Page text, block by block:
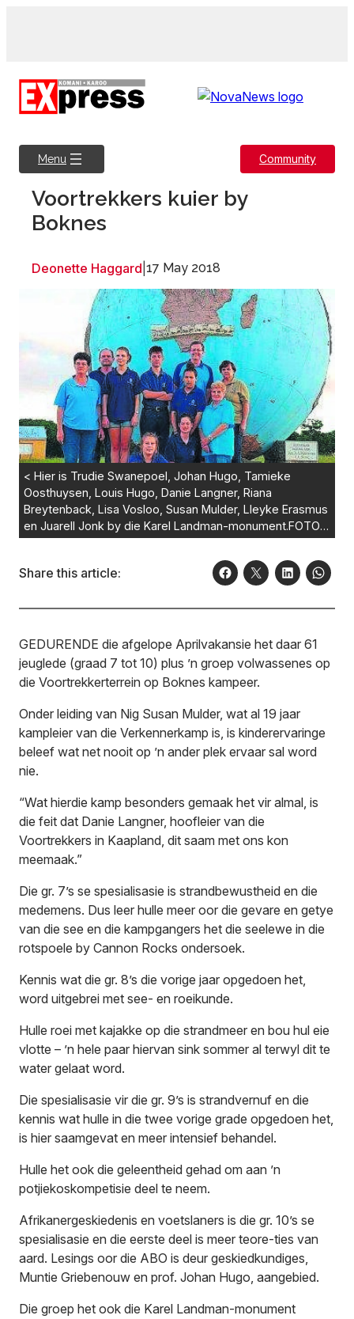
Menu Community
Voortrekkers kuier by
Boknes
Deonette Haggard 17 May 2018
< Hier is Trudie Swanepoel, Johan Hugo, Tamieke
Oosthuysen, Louis Hugo, Danie Langner, Riana
Breytenback, Lisa Vosloo, Susan Mulder, Lleyke Erasmus
en Juarell Jonk by die Karel Landman-monument.FOTO:
VERSKAF
Share this article:
GEDURENDE die afgelope Aprilvakansie het daar 61
jeuglede (graad 7 tot 10) plus ’n groep volwassenes op
die Voortrekkerterrein op Boknes kampeer.
Onder leiding van Nig Susan Mulder, wat al 19 jaar
kampleier van die Verkennerkamp is, is kinderervaringe
beleef wat net nooit op ’n ander plek ervaar sal word
nie.
“Wat hierdie kamp besonders gemaak het vir almal, is
die feit dat Danie Langner, hoofleier van die
Voortrekkers in Kaapland, dit saam met ons kon
meemaak.”
Die gr. 7’s se spesialisasie is strandbewustheid en die
medemens. Dus leer hulle meer oor die gevare en getye
van die see en die kampgangers het die seelewe in die
rotspoele by Cannon Rocks ondersoek.
Kennis wat die gr. 8’s die vorige jaar opgedoen het,
word uitgebrei met see- en roeikunde.
Hulle roei met kajakke op die strandmeer en bou hul eie
vlotte – ’n hele paar hiervan sink sommer al terwyl dit te
water gelaat word.
Die spesialisasie vir die gr. 9’s is strandvernuf en die
kennis wat hulle in die twee vorige grade opgedoen het,
is hier saamgevat en meer intensief behandel.
Hulle het ook die geleentheid gehad om aan ’n
potjiekoskompetisie deel te neem.
Afrikanergeskiedenis en voetslaners is die gr. 10’s se
spesialisasie en die eerste deel is meer teore-ties van
aard. Lesings oor die ABO is deur geskiedkundiges,
Muntie Griebenouw en prof. Johan Hugo, aangebied.
Die groep het ook die Karel Landman-monument